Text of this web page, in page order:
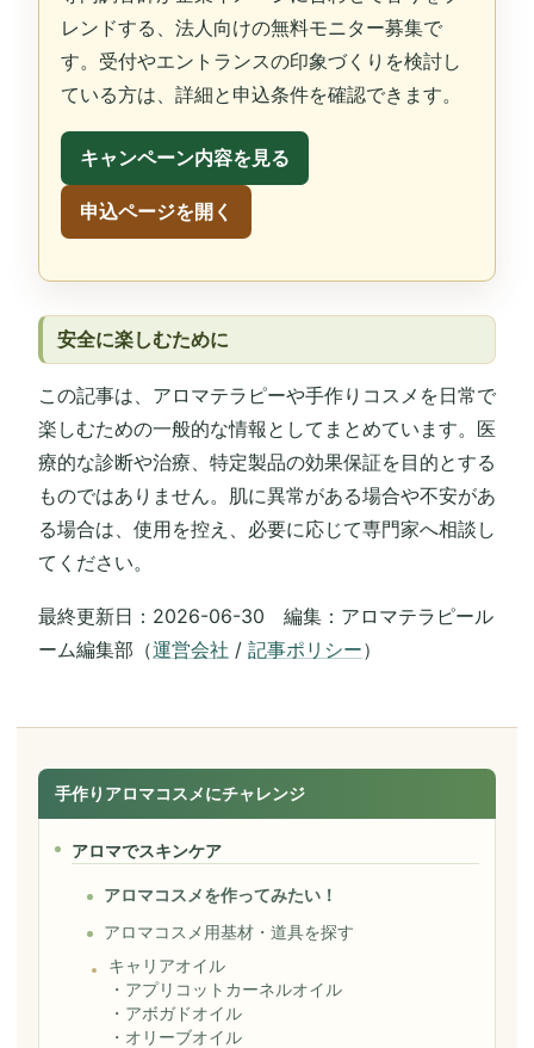
レンドする、法人向けの無料モニター募集で
す。受付やエントランスの印象づくりを検討し
ている方は、詳細と申込条件を確認できます。
キャンペーン内容を見る
申込ページを開く
安全に楽しむために
この記事は、アロマテラピーや手作りコスメを日常で
楽しむための一般的な情報としてまとめています。医
療的な診断や治療、特定製品の効果保証を目的とする
ものではありません。肌に異常がある場合や不安があ
る場合は、使用を控え、必要に応じて専門家へ相談し
てください。
最終更新日：2026-06-30 編集：アロマテラピール
ーム編集部（運営会社 / 記事ポリシー）
手作りアロマコスメにチャレンジ
アロマでスキンケア
アロマコスメを作ってみたい！
アロマコスメ用基材・道具を探す
キャリアオイル
・ アプリコットカーネルオイル
・ アボガドオイル
・ オリーブオイル